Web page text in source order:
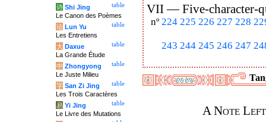
VII —Five-character-
nº 224 225 226 227 228
243 244 245 246 247
A Note
table
诗 Shi Jing
Le Canon des Poèmes
table
论 Lun Yu
Les Entretiens
table
大 Daxue
La Grande Étude
table
中 Zhongyong
Le Juste Milieu
table
字 San Zi Jing
Les Trois Caractères
table
易 Yi Jing
Le Livre des Mutations